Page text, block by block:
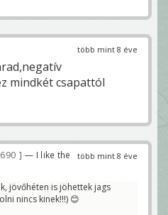
több mint 8 éve
mindkét csapattól
több mint 8 éve
— I like the
jövőhéten is jöhettek jags
nincs kinek!!!) 😊